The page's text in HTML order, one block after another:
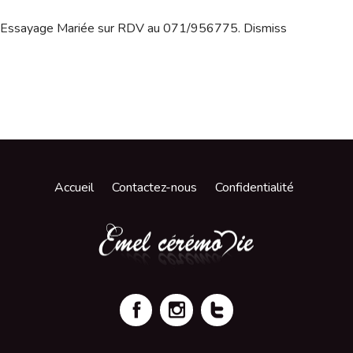
Accueil Contactez-nous Confidentialité
Essayage Mariée sur RDV au 071/956775. Dismiss